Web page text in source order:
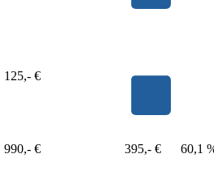
125,- €
990,- € 395,- € 60,1